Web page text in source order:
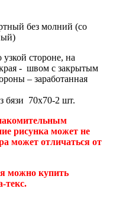
без молний (со
стороне, на
- швом с закрытым
– заработанная
бязи 70х70-2 шт.
рисунка может не
может отличаться от
можно купить
текс.